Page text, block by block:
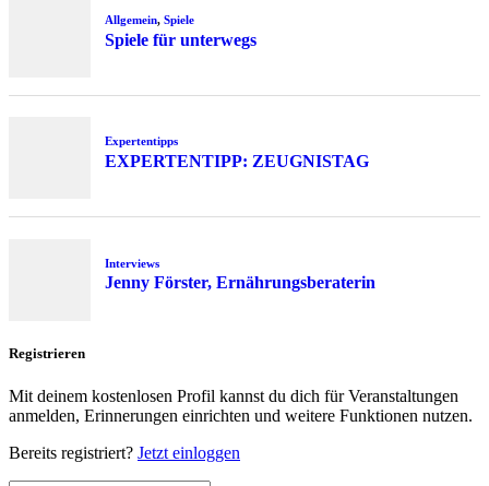
Allgemein, Spiele
Spiele für unterwegs
Expertentipps
EXPERTENTIPP: ZEUGNISTAG
Interviews
Jenny Förster, Ernährungsberaterin
Registrieren
Mit deinem kostenlosen Profil kannst du dich für Veranstaltungen
anmelden, Erinnerungen einrichten und weitere Funktionen nutzen.
Bereits registriert? Jetzt einloggen